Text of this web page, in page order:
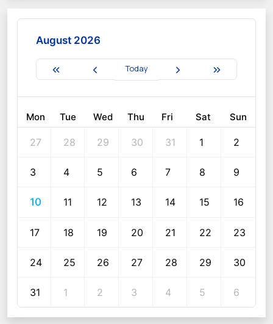
August 2026
Today
Mon Tue Wed Thu Fri Sat Sun
27 28 29 30 31 1 2
3 4 5 6 7 8 9
10 11 12 13 14 15 16
17 18 19 20 21 22 23
24 25 26 27 28 29 30
31 1 2 3 4 5 6